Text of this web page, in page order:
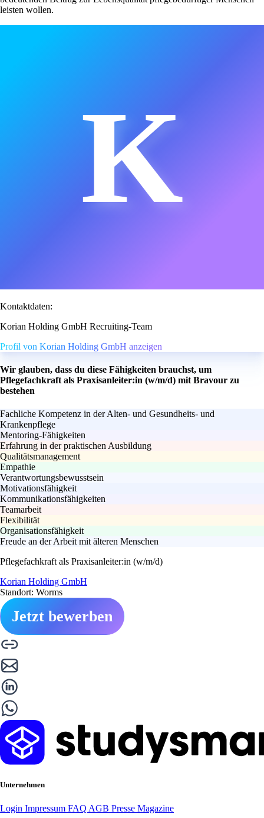
leisten wollen.
K
Kontaktdaten:
Korian Holding GmbH Recruiting-Team
Profil von Korian Holding GmbH anzeigen
Wir glauben, dass du diese Fähigkeiten brauchst, um
Pflegefachkraft als Praxisanleiter:in (w/m/d) mit Bravour zu
bestehen
Fachliche Kompetenz in der Alten- und Gesundheits- und
Krankenpflege
Mentoring-Fähigkeiten
Erfahrung in der praktischen Ausbildung
Qualitätsmanagement
Empathie
Verantwortungsbewusstsein
Motivationsfähigkeit
Kommunikationsfähigkeiten
Teamarbeit
Flexibilität
Organisationsfähigkeit
Freude an der Arbeit mit älteren Menschen
Pflegefachkraft als Praxisanleiter:in (w/m/d)
Korian Holding GmbH
Standort: Worms
Jetzt bewerben
Unternehmen
Login Impressum FAQ AGB Presse Magazine